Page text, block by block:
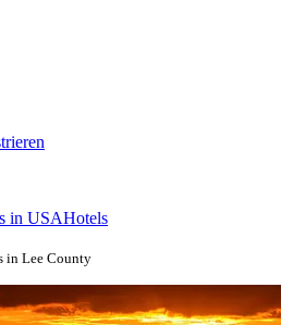
in USAHotels
in Lee County